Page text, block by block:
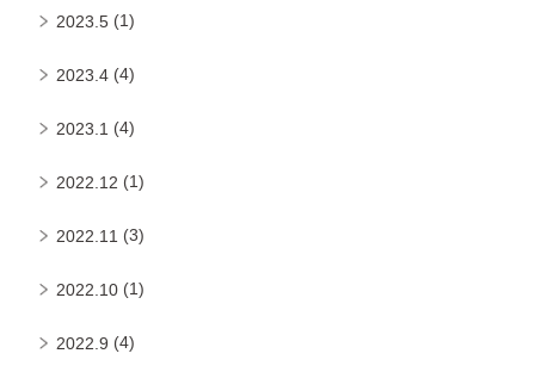
2023.5 (1)
2023.4 (4)
2023.1 (4)
2022.12 (1)
2022.11 (3)
2022.10 (1)
2022.9 (4)